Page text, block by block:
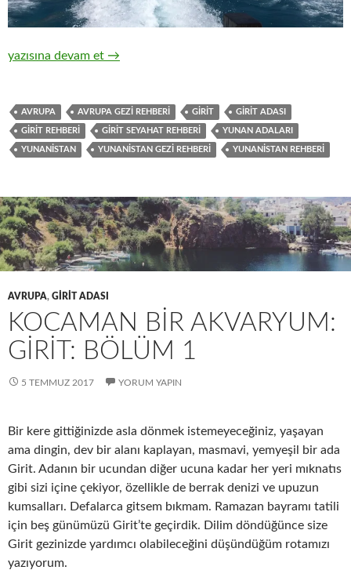
LOUTRO, PLAKIAS VE RETHYMNO: GİRİT REHBERİ BÖLÜM
yazısına devam et →
AVRUPA AVRUPA GEZİ REHBERİ GİRİT GİRİT ADASI
GİRİT REHBERİ GİRİT SEYAHAT REHBERİ YUNAN ADALARI
YUNANİSTAN YUNANİSTAN GEZİ REHBERİ YUNANİSTAN REHBERİ
AVRUPA, GİRİT ADASI
KOCAMAN BİR AKVARYUM:
GİRİT: BÖLÜM 1
5 TEMMUZ 2017 YORUM YAPIN
Bir kere gittiğinizde asla dönmek istemeyeceğiniz, yaşayan
ama dingin, dev bir alanı kaplayan, masmavi, yemyeşil bir ada
Girit. Adanın bir ucundan diğer ucuna kadar her yeri mıknatıs
gibi sizi içine çekiyor, özellikle de berrak denizi ve upuzun
kumsalları. Defalarca gitsem bıkmam. Ramazan bayramı tatili
için beş günümüzü Girit’te geçirdik. Dilim döndüğünce size
Girit gezinizde yardımcı olabileceğini düşündüğüm rotamızı
yazıyorum.